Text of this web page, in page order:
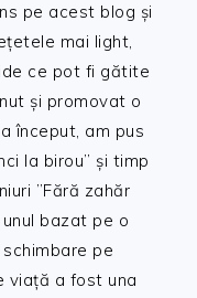
pe acest blog și
mai light,
ce pot fi gătite
și promovat o
început, am pus
la birou” și timp
”Fără zahăr
bazat pe o
pe
viață a fost una